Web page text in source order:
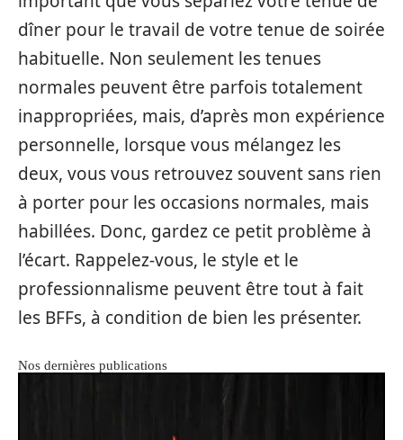
dîner pour le travail de votre tenue de soirée
habituelle. Non seulement les tenues
normales peuvent être parfois totalement
inappropriées, mais, d’après mon expérience
personnelle, lorsque vous mélangez les
deux, vous vous retrouvez souvent sans rien
à porter pour les occasions normales, mais
habillées. Donc, gardez ce petit problème à
l’écart. Rappelez-vous, le style et le
professionnalisme peuvent être tout à fait
les BFFs, à condition de bien les présenter.
Nos dernières publications